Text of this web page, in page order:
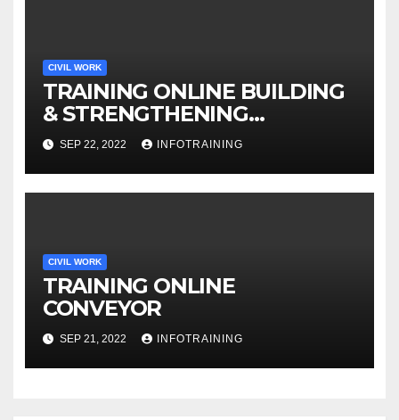
CIVIL WORK
TRAINING ONLINE BUILDING
& STRENGTHENING
NEGOTIATING LEVERAGE
SEP 22, 2022 INFOTRAINING
CIVIL WORK
TRAINING ONLINE
CONVEYOR
SEP 21, 2022 INFOTRAINING